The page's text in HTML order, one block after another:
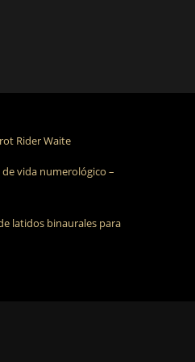
Rider Waite
vida numerológico –
latidos binaurales para